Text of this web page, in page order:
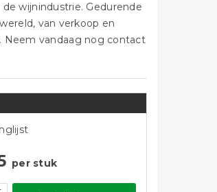
wijnindustrie. Gedurende
van verkoop en
Neem vandaag nog contact
per stuk